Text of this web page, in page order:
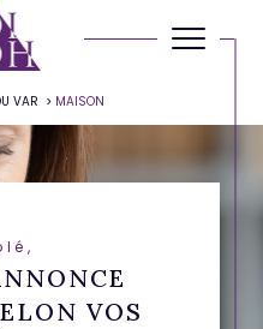
VAR MAISON
VOS